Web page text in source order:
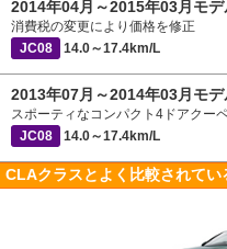
2014年04月～2015年03月モデ
消費税の変更により価格を修正
JC08
14.0～17.4km/L
2013年07月～2014年03月モデ
スポーティなコンパクト4ドアクー
JC08
14.0～17.4km/L
CLAクラスとよく比較されてい